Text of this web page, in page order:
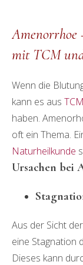
Amenorrhoe
mit TCM
Wenn die
kann es aus TCM
haben.
oft ein Thema.
Naturheilkunde
Ursachen bei
Aus der Sicht
eine Stagnation
Dieses kann